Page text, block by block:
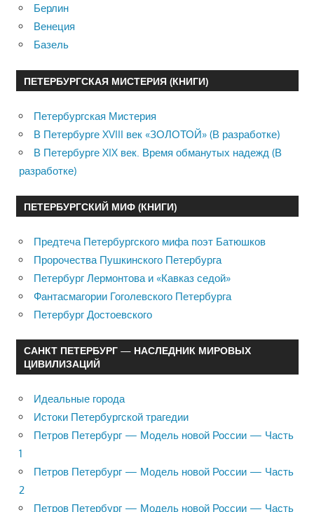
Берлин
Венеция
Базель
ПЕТЕРБУРГСКАЯ МИСТЕРИЯ (КНИГИ)
Петербургская Мистерия
В Петербурге XVIII век «ЗОЛОТОЙ» (В разработке)
В Петербурге XIX век. Время обманутых надежд (В
разработке)
ПЕТЕРБУРГСКИЙ МИФ (КНИГИ)
Предтеча Петербургского мифа поэт Батюшков
Пророчества Пушкинского Петербурга
Петербург Лермонтова и «Кавказ седой»
Фантасмагории Гоголевского Петербурга
Петербург Достоевского
САНКТ ПЕТЕРБУРГ — НАСЛЕДНИК МИРОВЫХ
ЦИВИЛИЗАЦИЙ
Идеальные города
Истоки Петербургской трагедии
Петров Петербург — Модель новой России — Часть
1
Петров Петербург — Модель новой России — Часть
2
Петров Петербург — Модель новой России — Часть